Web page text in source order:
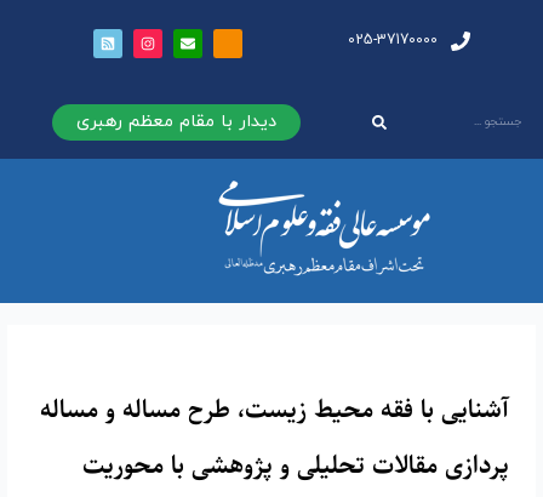
دیدار با مقام معظم رهبری
محیط زیست، طرح مساله و مساله
تحلیلی و پژوهشی با محوریت